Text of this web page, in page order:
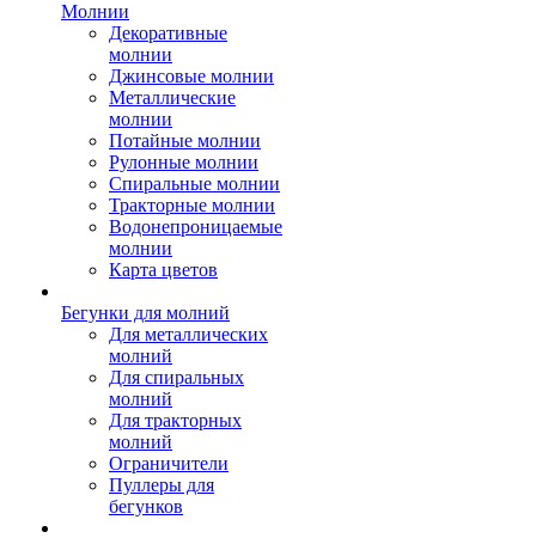
Молнии
Декоративные
молнии
Джинсовые молнии
Металлические
молнии
Потайные молнии
Рулонные молнии
Спиральные молнии
Тракторные молнии
Водонепроницаемые
молнии
Карта цветов
Бегунки для молний
Для металлических
молний
Для спиральных
молний
Для тракторных
молний
Ограничители
Пуллеры для
бегунков